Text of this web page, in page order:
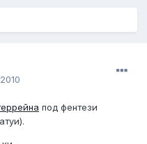
под фентези